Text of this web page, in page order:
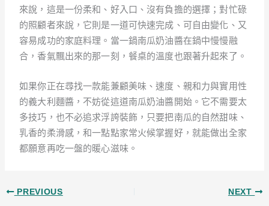
來說，這是一份柔和、好入口、沒有負擔的選擇；對忙碌
的照顧者來說，它則是一道可快速完成、可自由變化、又
容易成功的家庭料理。當一鍋南瓜奶油醬在鍋中慢慢融
合，香氣飄出來的那一刻，餐桌的溫度也跟著升起來了。
如果你正在尋找一款能兼顧美味、速度、親和力與實用性
的義大利麵醬，不妨從這道南瓜奶油醬開始。它不需要太
多技巧，也不必追求浮誇裝飾，只要把南瓜的自然甜味、
乳香的柔滑感，和一點點家常火候掌握好，就能做出全家
都願意再吃一盤的暖心滋味。
PREVIOUS NEXT